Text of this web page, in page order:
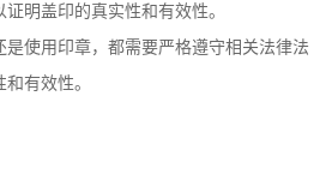
明盖印的真实性和有效性。
使用印章，都需要严格遵守相关法律法
有效性。